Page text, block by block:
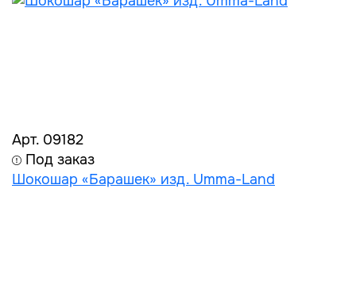
Арт. 09182
Под заказ
Шокошар «Барашек» изд. Umma-Land